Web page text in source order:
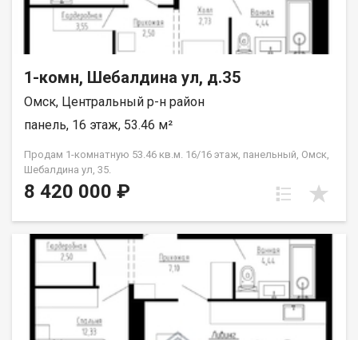
1-комн, Шебалдина ул, д.35
Омск, Центральный р-н район
панель, 16 этаж, 53.46 м²
Продам 1-комнатную 53.46 кв.м. 16/16 этаж, панельный, Омск,
Шебалдина ул, 35.
8 420 000 ₽